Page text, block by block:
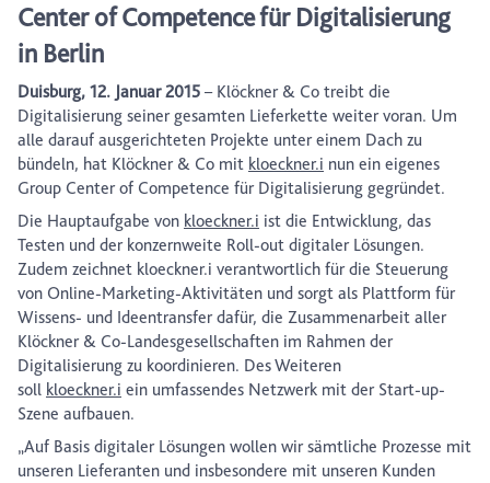
Center of Competence für Digitalisierung
in Berlin
Duisburg, 12. Januar 2015 – Klöckner & Co treibt die
Digitalisierung seiner gesamten Lieferkette weiter voran. Um
alle darauf ausgerichteten Projekte unter einem Dach zu
bündeln, hat Klöckner & Co mit kloeckner.i nun ein eigenes
Group Center of Competence für Digitalisierung gegründet.
Die Hauptaufgabe von kloeckner.i ist die Entwicklung, das
Testen und der konzernweite Roll-out digitaler Lösungen.
Zudem zeichnet kloeckner.i verantwortlich für die Steuerung
von Online-Marketing-Aktivitäten und sorgt als Plattform für
Wissens- und Ideentransfer dafür, die Zusammenarbeit aller
Klöckner & Co-Landesgesellschaften im Rahmen der
Digitalisierung zu koordinieren. Des Weiteren
soll kloeckner.i ein umfassendes Netzwerk mit der Start-up-
Szene aufbauen.
„Auf Basis digitaler Lösungen wollen wir sämtliche Prozesse mit
unseren Lieferanten und insbesondere mit unseren Kunden